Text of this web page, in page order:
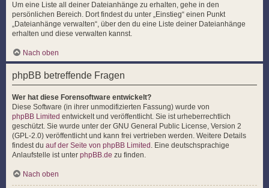
Um eine Liste all deiner Dateianhänge zu erhalten, gehe in den
persönlichen Bereich. Dort findest du unter „Einstieg“ einen Punkt
„Dateianhänge verwalten“, über den du eine Liste deiner Dateianhänge
erhalten und diese verwalten kannst.
Nach oben
phpBB betreffende Fragen
Wer hat diese Forensoftware entwickelt?
Diese Software (in ihrer unmodifizierten Fassung) wurde von
phpBB Limited entwickelt und veröffentlicht. Sie ist urheberrechtlich
geschützt. Sie wurde unter der GNU General Public License, Version 2
(GPL-2.0) veröffentlicht und kann frei vertrieben werden. Weitere Details
findest du auf der Seite von phpBB Limited . Eine deutschsprachige
Anlaufstelle ist unter phpBB.de zu finden.
Nach oben